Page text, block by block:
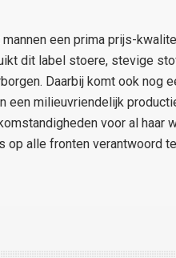
een prima prijs-
dit label stoere, stevige
Daarbij komt ook nog
een milieuvriendelijk
voor al haar
op alle fronten verantwoord